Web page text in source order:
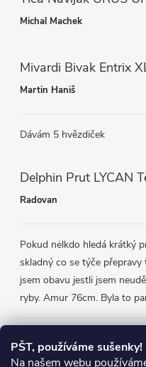
PŠT, používáme sušenky!
Na našem webu
u
Michal Machek
Mivardi Bivak Entrix
Martin Haniš
Dávám 5 hvězdiček
Radovan
Pokud nėlkdo hledá krátký
skladný co se týče
jsem obavu jestli jsem
ryby. Amur 76cm. Byla to
Přijímáme online platby